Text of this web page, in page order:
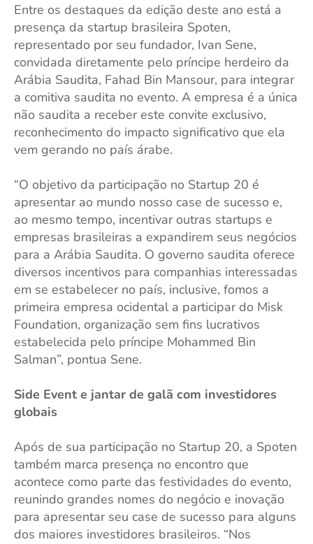
Entre os destaques da edição deste ano está a
presença da startup brasileira Spoten,
representado por seu fundador, Ivan Sene,
convidada diretamente pelo príncipe herdeiro da
Arábia Saudita, Fahad Bin Mansour, para integrar
a comitiva saudita no evento. A empresa é a única
não saudita a receber este convite exclusivo,
reconhecimento do impacto significativo que ela
vem gerando no país árabe.
“O objetivo da participação no Startup 20 é
apresentar ao mundo nosso case de sucesso e,
ao mesmo tempo, incentivar outras startups e
empresas brasileiras a expandirem seus negócios
para a Arábia Saudita. O governo saudita oferece
diversos incentivos para companhias interessadas
em se estabelecer no país, inclusive, fomos a
primeira empresa ocidental a participar do Misk
Foundation, organização sem fins lucrativos
estabelecida pelo príncipe Mohammed Bin
Salman”, pontua Sene.
Side Event e jantar de galã com investidores
globais
Após de sua participação no Startup 20, a Spoten
também marca presença no encontro que
acontece como parte das festividades do evento,
reunindo grandes nomes do negócio e inovação
para apresentar seu case de sucesso para alguns
dos maiores investidores brasileiros. “Nos